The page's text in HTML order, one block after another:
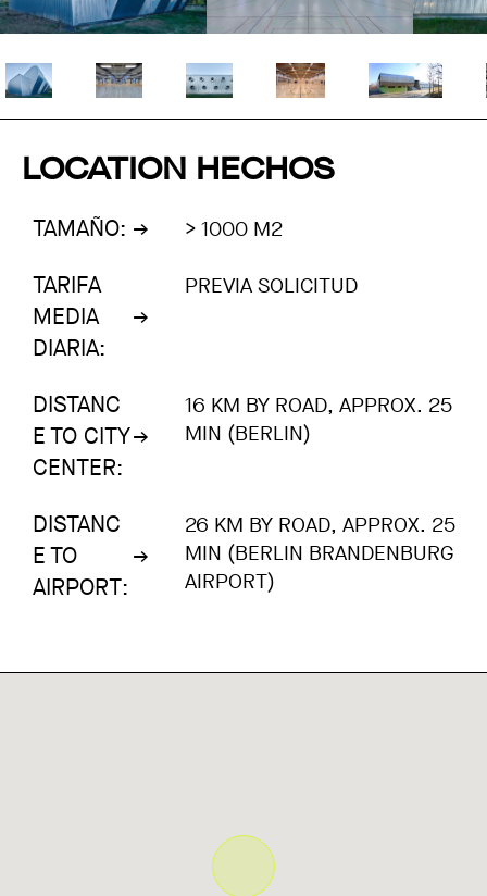
LOCATION HECHOS
TAMAÑO: > 1000 M2
TARIFA
MEDIA
DIARIA:
PREVIA SOLICITUD
DISTANC
E TO CITY
CENTER:
16 KM BY ROAD, APPROX. 25
MIN (BERLIN)
DISTANC
E TO
AIRPORT:
26 KM BY ROAD, APPROX. 25
MIN (BERLIN BRANDENBURG
AIRPORT)